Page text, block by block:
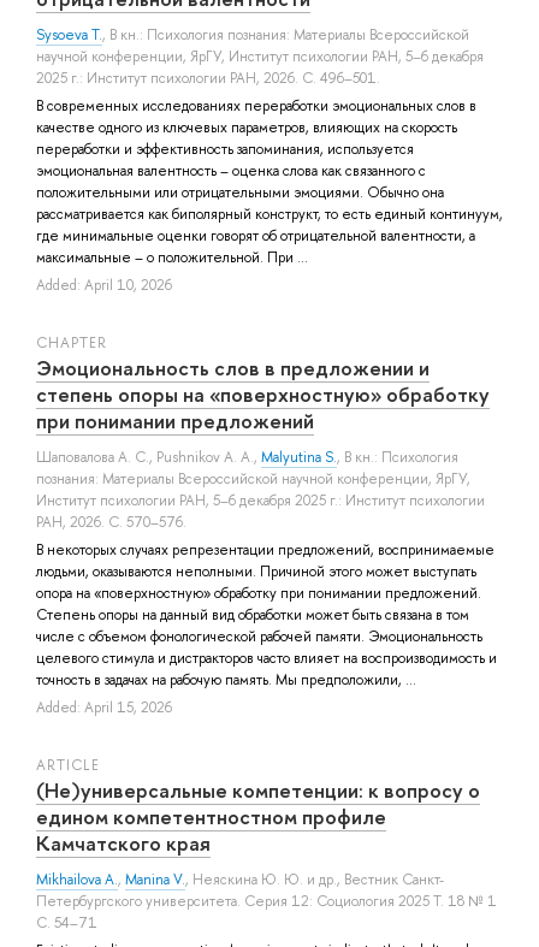
Sysoeva T., В кн.: Психология познания: Материалы Всероссийской
научной конференции, ЯрГУ, Институт психологии РАН, 5–6 декабря
2025 г.: Институт психологии РАН, 2026. С. 496–501.
В современных исследованиях переработки эмоциональных слов в
качестве одного из ключевых параметров, влияющих на скорость
переработки и эффективность запоминания, используется
эмоциональная валентность – оценка слова как связанного с
положительными или отрицательными эмоциями. Обычно она
рассматривается как биполярный конструкт, то есть единый континуум,
где минимальные оценки говорят об отрицательной валентности, а
максимальные – о положительной. При ...
Added: April 10, 2026
СHAPTER
Эмоциональность слов в предложении и
степень опоры на «поверхностную» обработку
при понимании предложений
Шаповалова А. С., Pushnikov A. A., Malyutina S., В кн.: Психология
познания: Материалы Всероссийской научной конференции, ЯрГУ,
Институт психологии РАН, 5–6 декабря 2025 г.: Институт психологии
РАН, 2026. С. 570–576.
В некоторых случаях репрезентации предложений, воспринимаемые
людьми, оказываются неполными. Причиной этого может выступать
опора на «поверхностную» обработку при понимании предложений.
Степень опоры на данный вид обработки может быть связана в том
числе с объемом фонологической рабочей памяти. Эмоциональность
целевого стимула и дистракторов часто влияет на воспроизводимость и
точность в задачах на рабочую память. Мы предположили, ...
Added: April 15, 2026
ARTICLE
(Не)универсальные компетенции: к вопросу о
едином компетентностном профиле
Камчатского края
Mikhailova A., Manina V., Неяскина Ю. Ю. и др., Вестник Санкт-
Петербургского университета. Серия 12: Социология 2025 Т. 18 № 1
С. 54–71